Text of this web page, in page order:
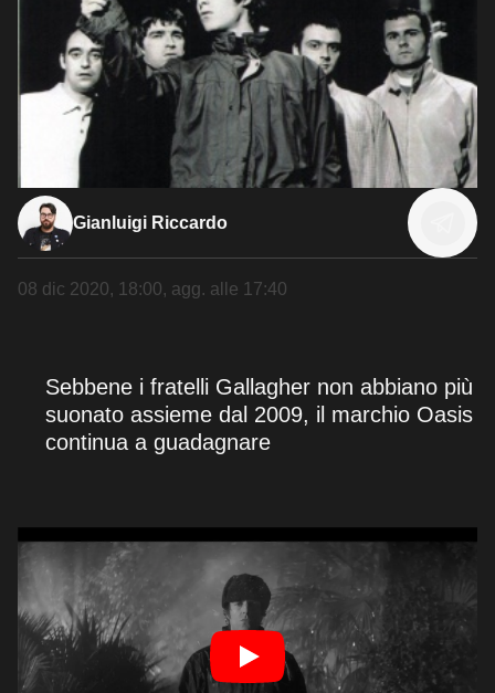
Gianluigi Riccardo
08 dic 2020, 18:00, agg. alle 17:40
Sebbene i fratelli Gallagher non abbiano più
suonato assieme dal 2009, il marchio Oasis
continua a guadagnare